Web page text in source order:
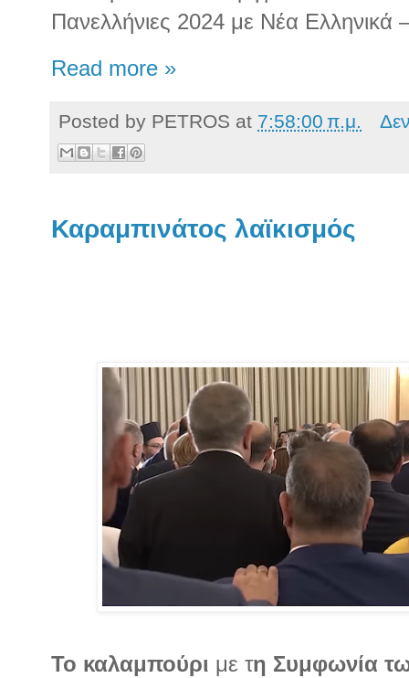
Πανελλήνιες 2024 με Νέα Ελληνικά
Read more »
Posted by PETROS at 7:58:00 π.μ.
Καραμπινάτος λαϊκισμός
Το καλαμπούρι με τη Συμφωνία